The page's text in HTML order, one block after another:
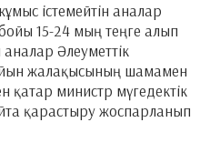
істемейтін аналар
15-24 мың теңге алып
Әлеуметтік
жалақысының шамамен
министр мүгедектік
қарастыру жоспарланып